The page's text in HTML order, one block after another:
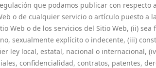
que podamos publicar con
o de cualquier servicio o artículo puesto a
o de los servicios del Sitio Web, (ii)
sexualmente explícito o indecente, (iii)
local, estatal, nacional o internacional,
confidencialidad, contratos, patentes,